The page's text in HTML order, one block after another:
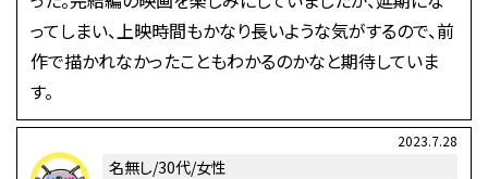
ってしまい、上映時間もかなり長いような気がするので、前
作で描かれなかったこともわかるのかなと期待していま
す。
2023.7.28
名無し/30代/女性